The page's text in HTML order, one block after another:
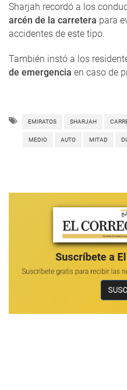
Sharjah recordó a los
arcén de la carretera para
accidentes de este tipo.
También instó a los
de emergencia en caso de
EMIRATOS SHARJAH
MEDIO AUTO MITAD